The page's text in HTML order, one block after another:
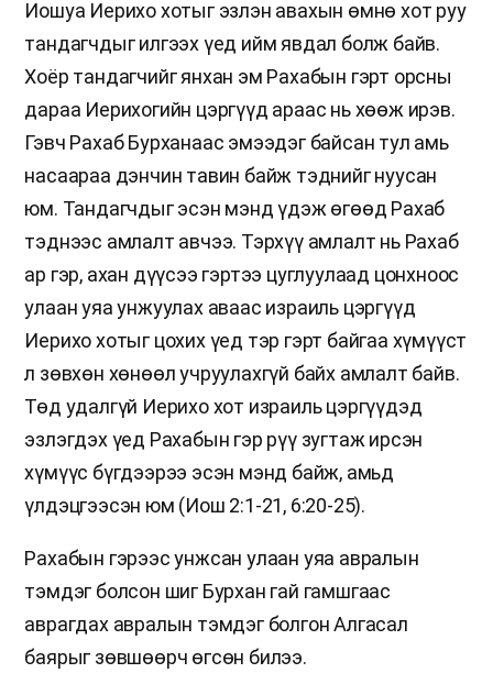
Иошуа Иерихо хотыг эзлэн авахын өмнө хот руу
тандагчдыг илгээх үед ийм явдал болж байв.
Хоёр тандагчийг янхан эм Рахабын гэрт орсны
дараа Иерихогийн цэргүүд араас нь хөөж ирэв.
Гэвч Рахаб Бурханаас эмээдэг байсан тул амь
насаараа дэнчин тавин байж тэднийг нуусан
юм. Тандагчдыг эсэн мэнд үдэж өгөөд Рахаб
тэднээс амлалт авчээ. Тэрхүү амлалт нь Рахаб
ар гэр, ахан дүүсээ гэртээ цуглуулаад цонхноос
улаан уяа унжуулах аваас израиль цэргүүд
Иерихо хотыг цохих үед тэр гэрт байгаа хүмүүст
л зөвхөн хөнөөл учруулахгүй байх амлалт байв.
Төд удалгүй Иерихо хот израиль цэргүүдэд
эзлэгдэх үед Рахабын гэр рүү зугтаж ирсэн
хүмүүс бүгдээрээ эсэн мэнд байж, амьд
үлдэцгээсэн юм (Иош 2:1-21, 6:20-25).
Рахабын гэрээс унжсан улаан уяа авралын
тэмдэг болсон шиг Бурхан гай гамшгаас
аврагдах авралын тэмдэг болгон Алгасал
баярыг зөвшөөрч өгсөн билээ.